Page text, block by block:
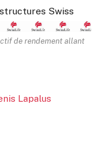
de rendement allant
Lapalus